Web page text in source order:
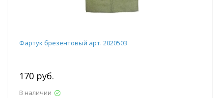
Фартук брезентовый арт. 2020503
170 руб.
В наличии